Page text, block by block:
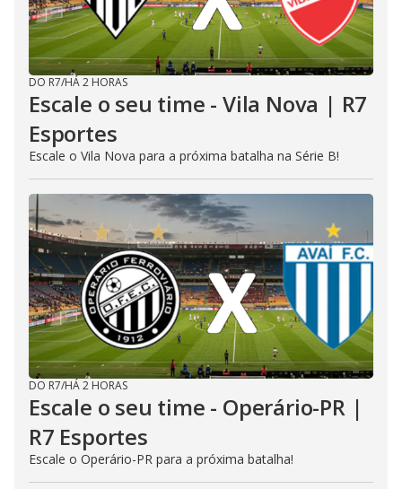
DO R7/HÁ 2 HORAS
Escale o seu time - Vila Nova | R7
Esportes
Escale o Vila Nova para a próxima batalha na Série B!
DO R7/HÁ 2 HORAS
Escale o seu time - Operário-PR |
R7 Esportes
Escale o Operário-PR para a próxima batalha!